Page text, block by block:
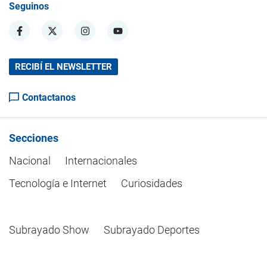
Seguinos
RECIBÍ EL NEWSLETTER
Contactanos
Secciones
Nacional
Internacionales
Tecnología e Internet
Curiosidades
Subrayado Show Subrayado Deportes